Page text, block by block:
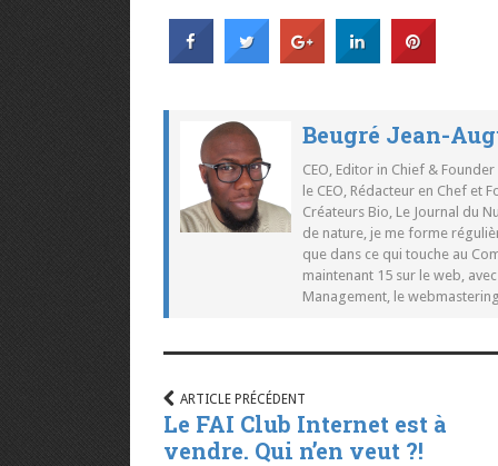
Beugré Jean-
CEO, Editor in Chief &
le CEO, Rédacteur en Chef et
Créateurs Bio, Le Journal du
de nature, je me forme
que dans ce qui touche au
maintenant 15 sur le web,
Management, le
ARTICLE PRÉCÉDENT
Le FAI Club Internet est à
vendre. Qui n’en veut ?!